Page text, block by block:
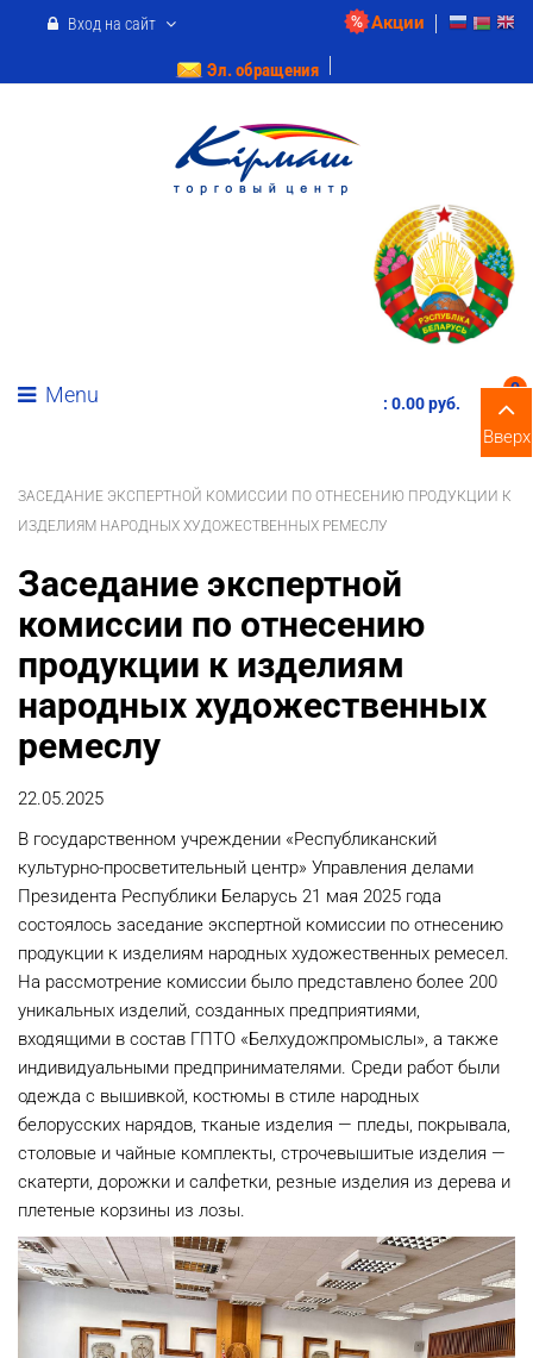
Акции
Вход на сайт
Эл. обращения
Menu
0
: 0.00 pуб.
ЗАСЕДАНИЕ ЭКСПЕРТНОЙ КОМИССИИ ПО ОТНЕСЕНИЮ ПРОДУКЦИИ К
ИЗДЕЛИЯМ НАРОДНЫХ ХУДОЖЕСТВЕННЫХ РЕМЕСЛУ
Заседание экспертной
комиссии по отнесению
продукции к изделиям
народных художественных
ремеслу
22.05.2025
В государственном учреждении «Республиканский
культурно-просветительный центр» Управления делами
Президента Республики Беларусь 21 мая 2025 года
состоялось заседание экспертной комиссии по отнесению
продукции к изделиям народных художественных ремесел.
На рассмотрение комиссии было представлено более 200
уникальных изделий, созданных предприятиями,
входящими в состав ГПТО «Белхудожпромыслы», а также
индивидуальными предпринимателями. Среди работ были
одежда с вышивкой, костюмы в стиле народных
белорусских нарядов, тканые изделия — пледы, покрывала,
столовые и чайные комплекты, строчевышитые изделия —
скатерти, дорожки и салфетки, резные изделия из дерева и
плетеные корзины из лозы.
Вверх